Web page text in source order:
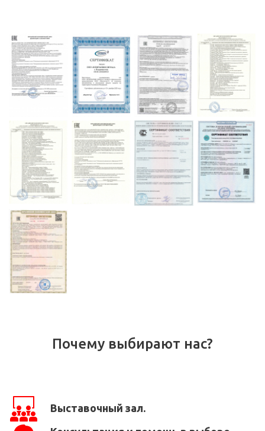
Почему выбирают нас?
Выставочный зал.